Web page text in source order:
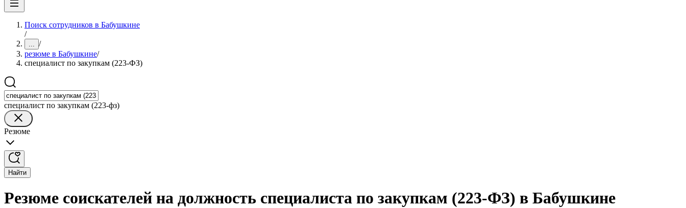
Поиск сотрудников в Бабушкине
/
... /
резюме в Бабушкине/
специалист по закупкам (223-ФЗ)
специалист по закупкам (223-фз)
Резюме
Найти
Резюме соискателей на должность специалиста по закупкам (223-ФЗ) в Бабушкине